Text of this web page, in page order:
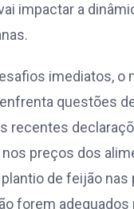
impactar a
imediatos, o
questões
recentes
preços dos
de feijão nas
forem adequados